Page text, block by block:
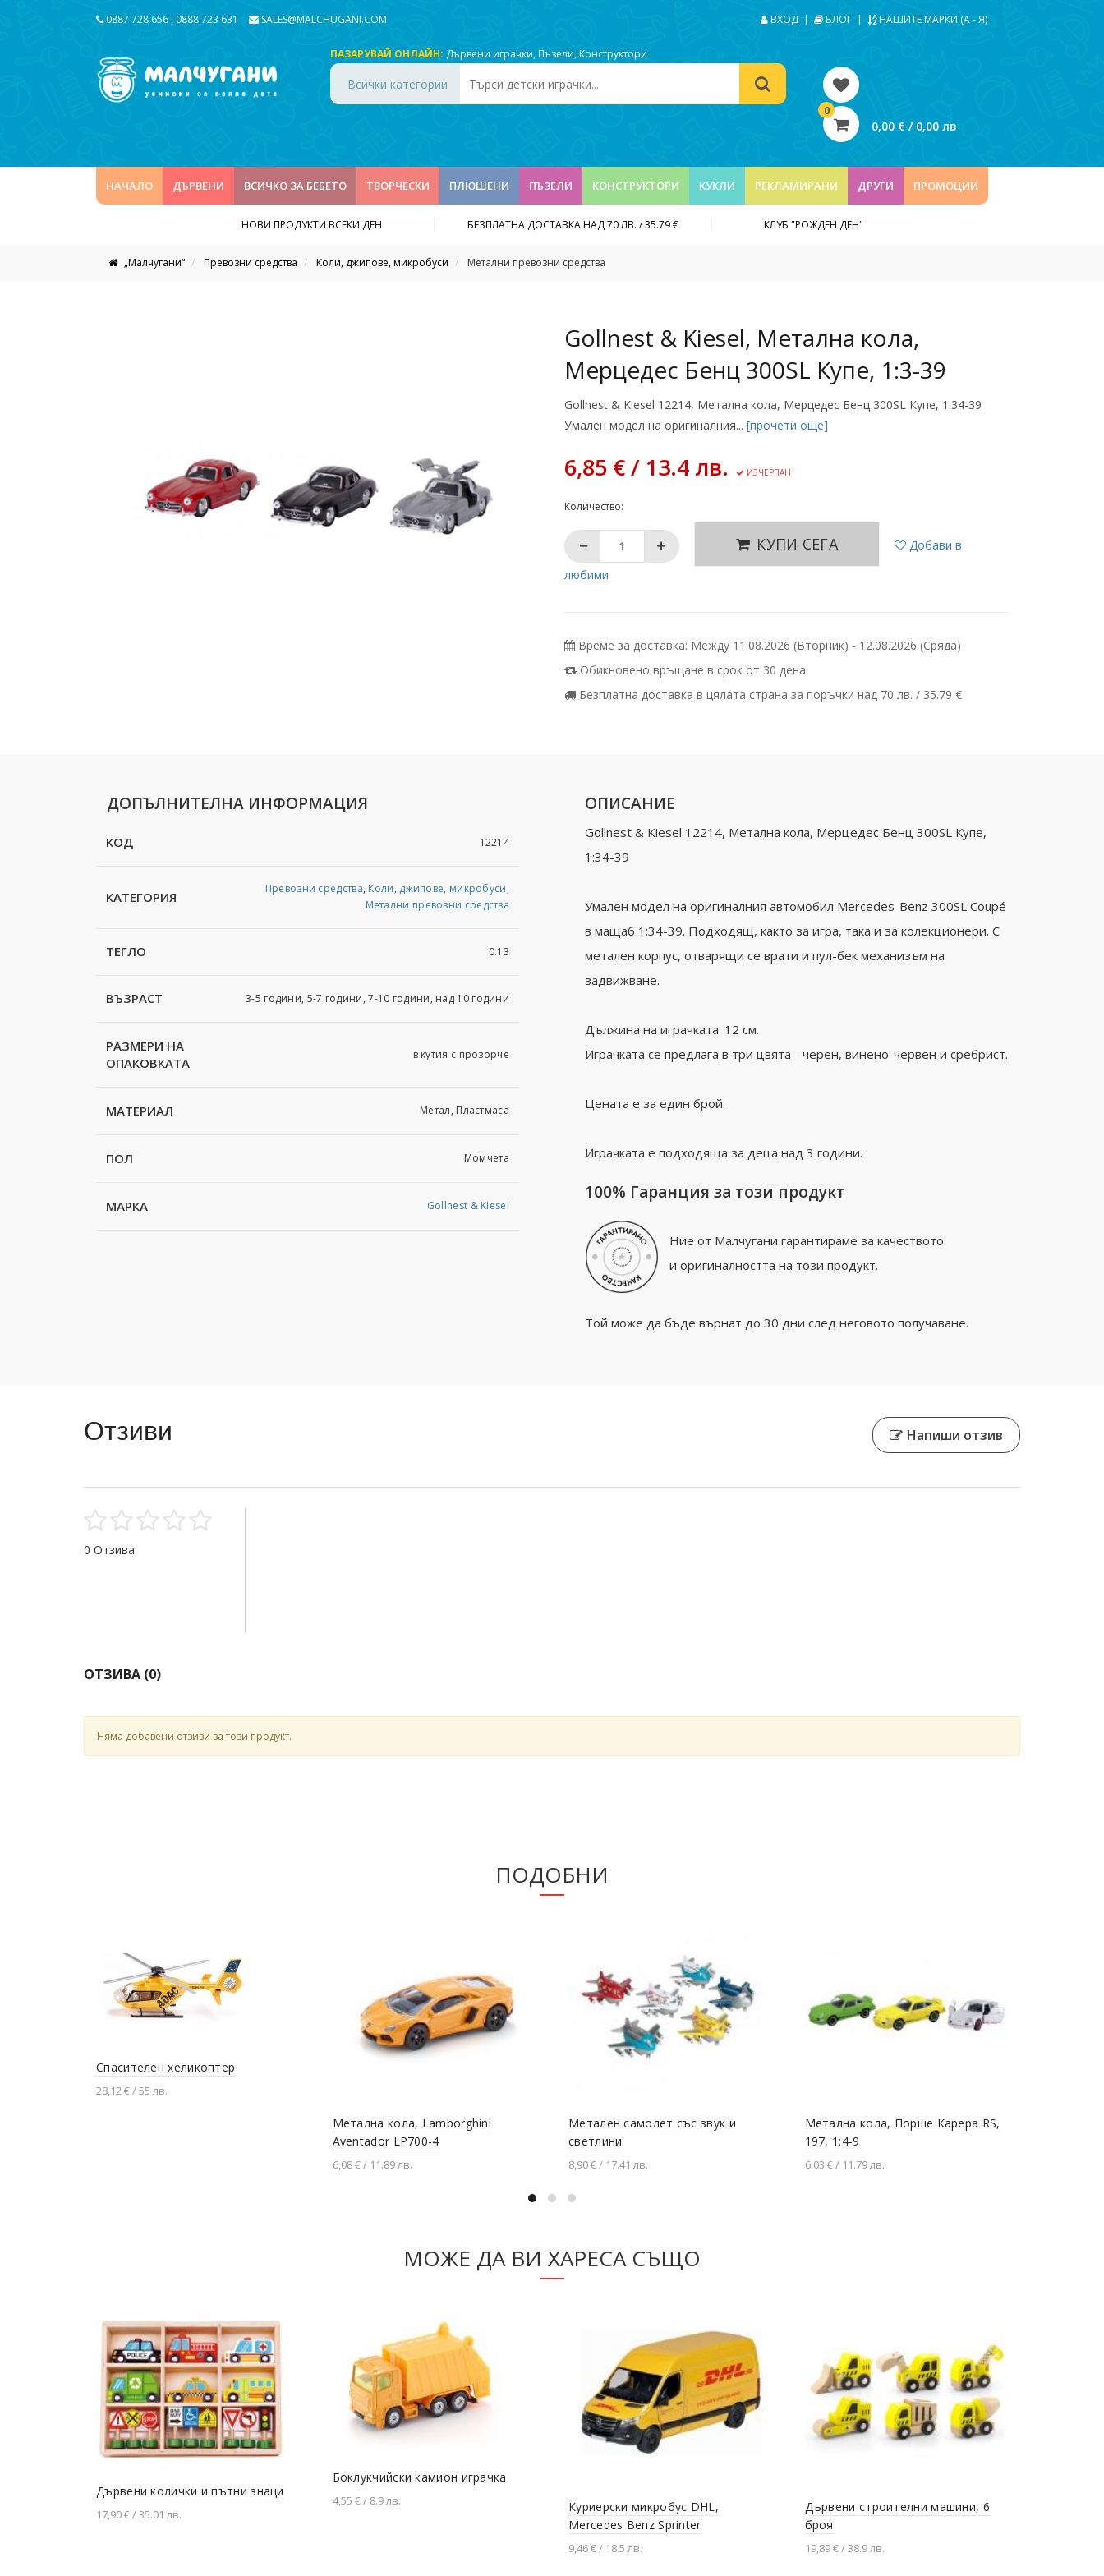
0887 728 656 , 0888 723 631 SALES@MALCHUGANI.COM ВХОД | БЛОГ | НАШИТЕ МАРКИ (А - Я)
ПАЗАРУВАЙ ОНЛАЙН: Дървени играчки,Пъзели,Конструктори
Всички категории
0
0,00 € / 0,00 лв
НАЧАЛО ДЪРВЕНИ ВСИЧКО ЗА БЕБЕТО ТВОРЧЕСКИ ПЛЮШЕНИ ПЪЗЕЛИ КОНСТРУКТОРИ КУКЛИ РЕКЛАМИРАНИ ДРУГИ ПРОМОЦИИ
НОВИ ПРОДУКТИ ВСЕКИ ДЕН БЕЗПЛАТНА ДОСТАВКА НАД 70 ЛВ. / 35.79 € КЛУБ "РОЖДЕН ДЕН"
„Малчугани“ Превозни средства Коли, джипове, микробуси Метални превозни средства
Gollnest & Kiesel, Метална кола,
Мерцедес Бенц 300SL Купе, 1:3-39
Gollnest & Kiesel 12214, Метална кола, Мерцедес Бенц 300SL Купе, 1:34-39
Умален модел на оригиналния... [прочети още]
6,85 € / 13.4 лв. ИЗЧЕРПАН
Количество:
КУПИ СЕГА
Добави в
любими
Време за доставка: Между 11.08.2026 (Вторник) - 12.08.2026 (Сряда)
Обикновено връщане в срок от 30 дена
Безплатна доставка в цялата страна за поръчки над 70 лв. / 35.79 €
ДОПЪЛНИТЕЛНА ИНФОРМАЦИЯ
КОД 12214
КАТЕГОРИЯ
Превозни средства, Коли, джипове, микробуси,
Метални превозни средства
ТЕГЛО 0.13
ВЪЗРАСТ 3-5 години, 5-7 години, 7-10 години, над 10 години
РАЗМЕРИ НА
ОПАКОВКАТА
в кутия с прозорче
МАТЕРИАЛ Метал, Пластмаса
ПОЛ Момчета
МАРКА Gollnest & Kiesel
ОПИСАНИЕ
Gollnest & Kiesel 12214, Метална кола, Мерцедес Бенц 300SL Купе,
1:34-39
Умален модел на оригиналния автомобил Mercedes-Benz 300SL Coupé
в мащаб 1:34-39. Подходящ, както за игра, така и за колекционери. С
метален корпус, отварящи се врати и пул-бек механизъм на
задвижване.
Дължина на играчката: 12 см.
Играчката се предлага в три цвята - черен, винено-червен и сребрист.
Цената е за един брой.
Играчката е подходяща за деца над 3 години.
100% Гаранция за този продукт
Ние от Малчугани гарантираме за качеството
и оригиналността на този продукт.
Той може да бъде върнат до 30 дни след неговото получаване.
Отзиви Напиши отзив
0 Отзива
ОТЗИВА (0)
Няма добавени отзиви за този продукт.
ПОДОБНИ
Спасителен хеликоптер
28,12 € / 55 лв.
Метална кола, Lamborghini
Aventador LP700-4
6,08 € / 11.89 лв.
Метален самолет със звук и
светлини
8,90 € / 17.41 лв.
Метална кола, Порше Карера RS,
197, 1:4-9
6,03 € / 11.79 лв.
МОЖЕ ДА ВИ ХАРЕСА СЪЩО
Дървени колички и пътни знаци
17,90 € / 35.01 лв.
Боклукчийски камион играчка
4,55 € / 8.9 лв.
Куриерски микробус DHL,
Mercedes Benz Sprinter
9,46 € / 18.5 лв.
Дървени строителни машини, 6
броя
19,89 € / 38.9 лв.